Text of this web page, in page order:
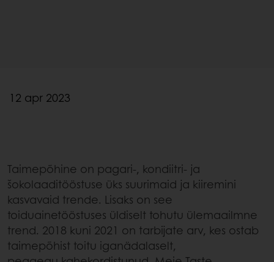
12 apr 2023
Taimepõhine on pagari-, kondiitri- ja
šokolaaditööstuse üks suurimaid ja kiiremini
kasvavaid trende. Lisaks on see
toiduainetööstuses üldiselt tohutu ülemaailmne
trend. 2018 kuni 2021 on tarbijate arv, kes ostab
taimepõhist toitu iganädalaselt,